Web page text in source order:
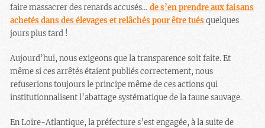
faire massacrer des renards accusés…de s’en prendre aux faisans
achetés dans des élevages et relâchés pour être tuésquelques
jours plus tard !
Aujourd’hui, nous exigeons que la transparence soit faite. Et
même si ces arrêtés étaient publiés correctement, nous
refuserions toujours le principe même de ces actions qui
institutionnalisent l’abattage systématique de la faune sauvage.
En Loire-Atlantique, la préfecture s’est engagée, à la suite de